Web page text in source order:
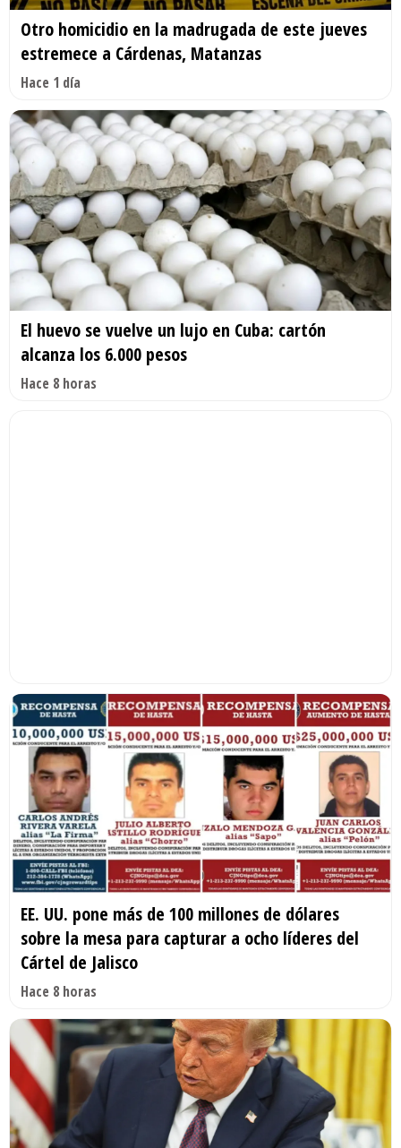
Otro homicidio en la madrugada de este jueves
estremece a Cárdenas, Matanzas
Hace 1 día
El huevo se vuelve un lujo en Cuba: cartón
alcanza los 6.000 pesos
Hace 8 horas
EE. UU. pone más de 100 millones de dólares
sobre la mesa para capturar a ocho líderes del
Cártel de Jalisco
Hace 8 horas